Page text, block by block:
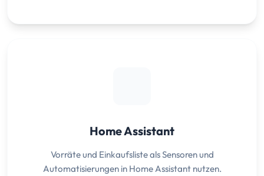
Home Assistant
Vorräte und Einkaufsliste als Sensoren und
Automatisierungen in Home Assistant nutzen.